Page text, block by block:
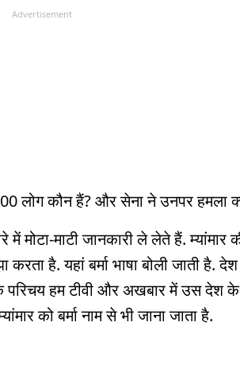
Advertisement
लोग कौन हैं? और सेना ने उनपर हमला
माटी जानकारी ले लेते हैं. म्यांमार
है. यहां बर्मा भाषा बोली जाती है. देश
परिचय हम टीवी और अखबार में उस देश
को बर्मा नाम से भी जाना जाता है.